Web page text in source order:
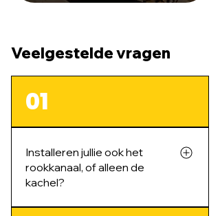
Veelgestelde vragen
01
Installeren jullie ook het
rookkanaal, of alleen de
kachel?